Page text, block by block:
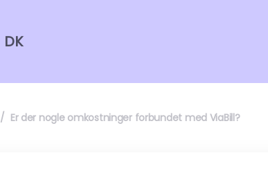
DK
/ Er der nogle omkostninger forbundet med ViaBill?